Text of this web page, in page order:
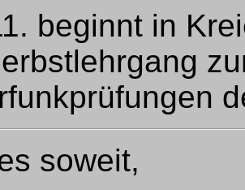
beginnt in
soweit,